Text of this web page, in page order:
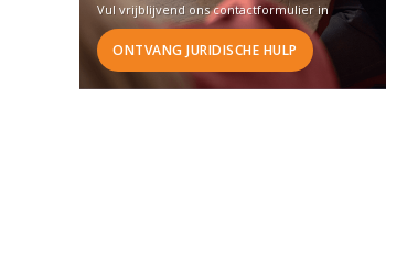
Vul vrijblijvend ons contactformulier in
ONTVANG JURIDISCHE HULP